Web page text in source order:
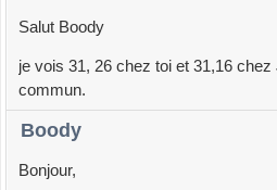
Salut Boody
je vois 31, 26 chez toi et 31,16
commun.
Boody
Bonjour,